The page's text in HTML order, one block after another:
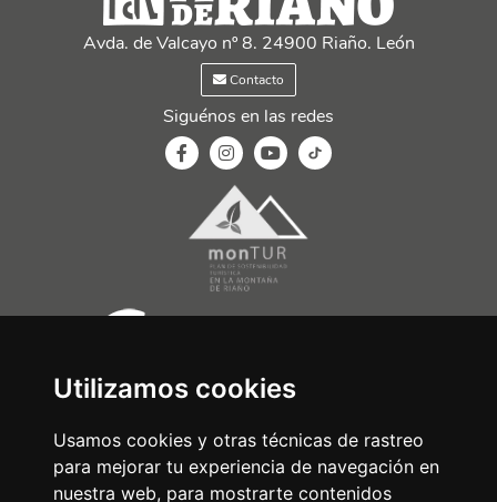
Utilizamos cookies
Usamos cookies y otras técnicas de rastreo
para mejorar tu experiencia de navegación en
nuestra web, para mostrarte contenidos
Avda. de Valcayo nº 8. 24900 Riaño. León
Contacto
Siguénos en las redes